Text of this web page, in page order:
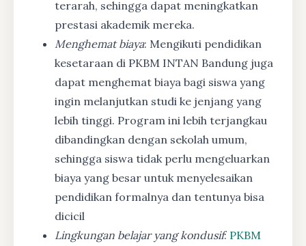
terarah, sehingga dapat meningkatkan
prestasi akademik mereka.
Menghemat biaya: Mengikuti pendidikan
kesetaraan di PKBM INTAN Bandung juga
dapat menghemat biaya bagi siswa yang
ingin melanjutkan studi ke jenjang yang
lebih tinggi. Program ini lebih terjangkau
dibandingkan dengan sekolah umum,
sehingga siswa tidak perlu mengeluarkan
biaya yang besar untuk menyelesaikan
pendidikan formalnya dan tentunya bisa
dicicil
Lingkungan belajar yang kondusif: PKBM